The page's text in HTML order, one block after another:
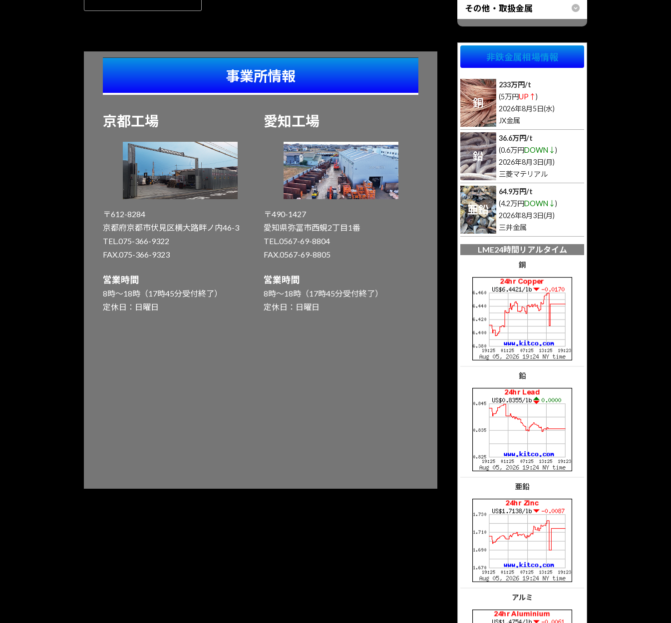
事業所情報
京都工場
〒612-8284
京都府京都市伏見区横大路畔ノ内46-3
TEL.075-366-9322
FAX.075-366-9323
営業時間
8時～18時（17時45分受付終了）
定休日：日曜日
愛知工場
〒490-1427
愛知県弥冨市西蜆2丁目1番
TEL.0567-69-8804
FAX.0567-69-8805
営業時間
8時～18時（17時45分受付終了）
定休日：日曜日
その他・取扱金属
非鉄金属相場情報
銅
233万円/t
(5万円UP↑)
2026年8月5日(水)
JX金属
鉛
36.6万円/t
(0.6万円DOWN↓)
2026年8月3日(月)
三菱マテリアル
亜鉛
64.9万円/t
(4.2万円DOWN↓)
2026年8月3日(月)
三井金属
LME24時間リアルタイム
銅
鉛
亜鉛
アルミ